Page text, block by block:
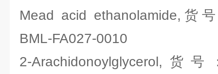
Mead acid ethanolamide,货
BML-FA027-0010
2-Arachidonoylglycerol,货号